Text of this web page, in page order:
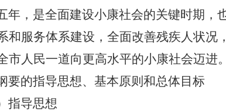
年，是全面建设小康社会的关键时期，
和服务体系建设，全面改善残疾人状
市人民一道向更高水平的小康社会迈进。
要的指导思想、基本原则和总体目标
指导思想